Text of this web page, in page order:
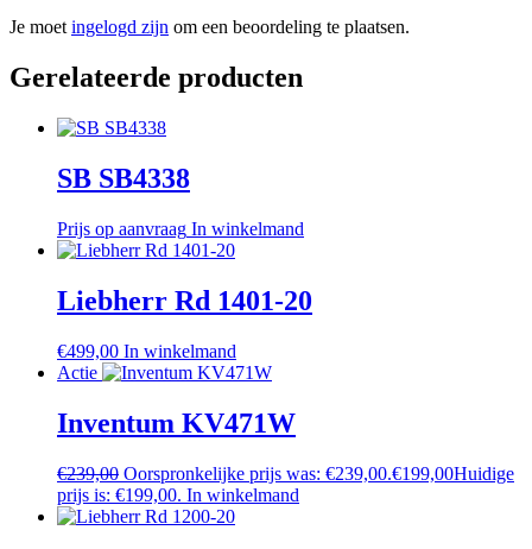
Je moet ingelogd zijn om een beoordeling te plaatsen.
Gerelateerde producten
SB SB4338
Prijs op aanvraag In winkelmand
Liebherr Rd 1401-20
€499,00 In winkelmand
Actie
Inventum KV471W
€239,00 Oorspronkelijke prijs was: €239,00.€199,00Huidige
prijs is: €199,00. In winkelmand